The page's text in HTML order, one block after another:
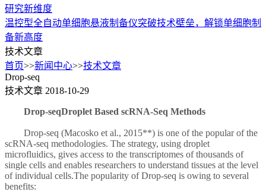
研究新维度
温控型全自动单细胞悬液制备仪突破技术壁垒，解锁单细胞制
备新高度
技术文章
首页>>新闻中心>>技术文章
Drop-seq
技术文章 2018-10-29
Drop-seqDroplet Based scRNA-Seq Methods
Drop-seq (Macosko et al., 2015**) is one of the popular of the
scRNA-seq methodologies. The strategy, using droplet
microfluidics, gives access to the transcriptomes of thousands of
single cells and enables researchers to understand tissues at the level
of individual cells.The popularity of Drop-seq is owing to several
benefits: